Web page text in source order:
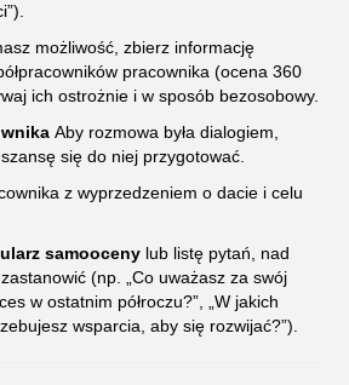
możliwość, zbierz informację
pracownika (ocena 360
ich ostrożnie i w sposób bezosobowy.
Aby rozmowa była dialogiem,
się do niej przygotować.
z wyprzedzeniem o dacie i celu
samooceny lub listę pytań, nad
(np. „Co uważasz za swój
w ostatnim półroczu?”, „W jakich
wsparcia, aby się rozwijać?”).